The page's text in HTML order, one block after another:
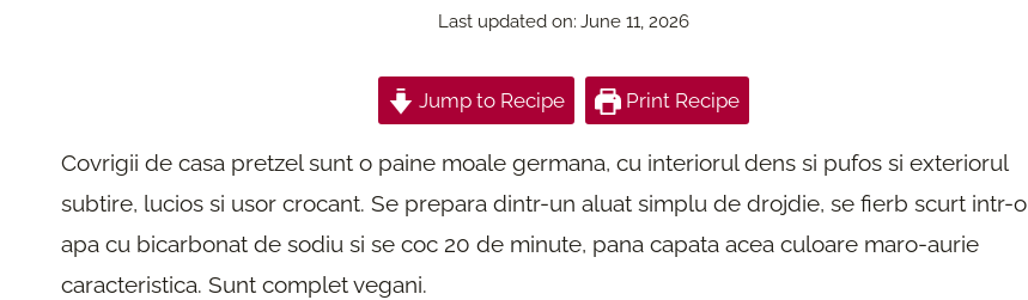
Last updated on: June 11, 2026
Jump to Recipe Print Recipe
Covrigii de casa pretzel sunt o paine moale germana, cu interiorul dens si pufos si exteriorul
subtire, lucios si usor crocant. Se prepara dintr-un aluat simplu de drojdie, se fierb scurt intr-o
apa cu bicarbonat de sodiu si se coc 20 de minute, pana capata acea culoare maro-aurie
caracteristica. Sunt complet vegani.